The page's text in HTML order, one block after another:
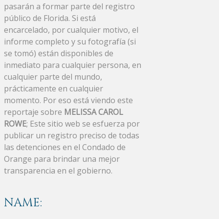
pasarán a formar parte del registro
público de Florida. Si está
encarcelado, por cualquier motivo, el
informe completo y su fotografía (si
se tomó) están disponibles de
inmediato para cualquier persona, en
cualquier parte del mundo,
prácticamente en cualquier
momento. Por eso está viendo este
reportaje sobre MELISSA CAROL
ROWE; Este sitio web se esfuerza por
publicar un registro preciso de todas
las detenciones en el Condado de
Orange para brindar una mejor
transparencia en el gobierno.
NAME: